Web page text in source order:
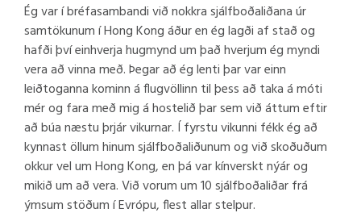
Ég var í bréfasambandi við nokkra sjálfboðaliðana úr
samtökunum í Hong Kong áður en ég lagði af stað og
hafði því einhverja hugmynd um það hverjum ég myndi
vera að vinna með. Þegar að ég lenti þar var einn
leiðtoganna kominn á flugvöllinn til þess að taka á móti
mér og fara með mig á hostelið þar sem við áttum eftir
að búa næstu þrjár vikurnar. Í fyrstu vikunni fékk ég að
kynnast öllum hinum sjálfboðaliðunum og við skoðuðum
okkur vel um Hong Kong, en þá var kínverskt nýár og
mikið um að vera. Við vorum um 10 sjálfboðaliðar frá
ýmsum stöðum í Evrópu, flest allar stelpur.